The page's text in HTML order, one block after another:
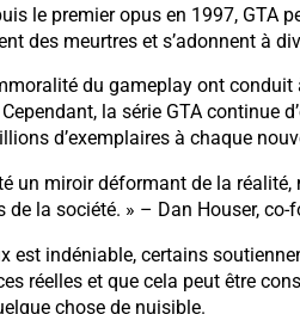
le premier opus en 1997, GTA
des meurtres et s’adonnent à
du gameplay ont
la série GTA continue
d’exemplaires à chaque
un miroir déformant de la
la société. » – Dan Houser,
est indéniable, certains
réelles et que cela peut être
chose de nuisible.